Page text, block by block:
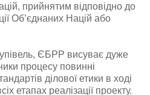
прийнятим відповідно до
Об’єднаних Націй або
ЄБРР висуває дуже
процесу повинні
ділової етики в ході
етапах реалізації проекту.